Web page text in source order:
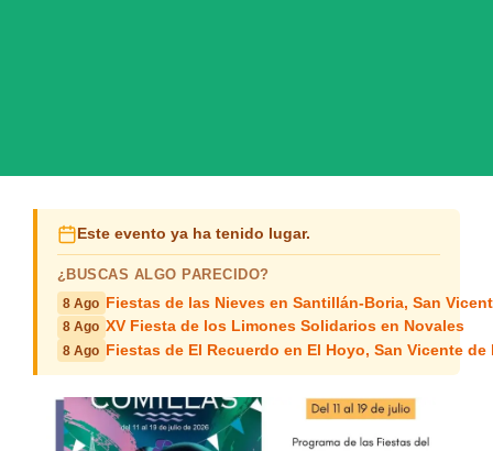
Este evento ya ha tenido lugar.
¿BUSCAS ALGO PARECIDO?
8 Ago Fiestas de las Nieves en Santillán-Boria, San
8 Ago XV Fiesta de los Limones Solidarios en Novales
8 Ago Fiestas de El Recuerdo en El Hoyo, San Vicente de